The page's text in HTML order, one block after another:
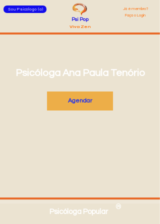
Sou Psicólogo (a)
Já é membro?
Faça o Login
Psi Pop
Viva Zen
Psicóloga Ana Paula Tenório
Agendar
Psicóloga Popular
®